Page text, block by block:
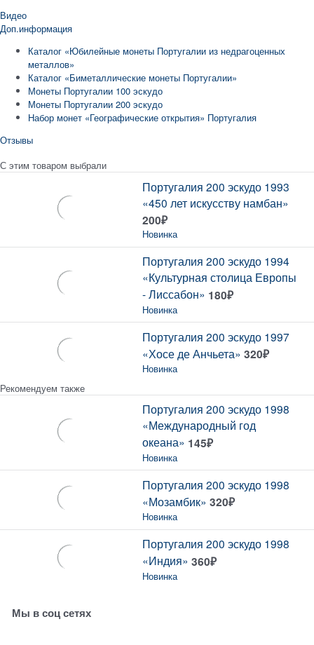
Видео
Доп.информация
Каталог «Юбилейные монеты Португалии из недрагоценных
металлов»
Каталог «Биметаллические монеты Португалии»
Монеты Португалии 100 эскудо
Монеты Португалии 200 эскудо
Набор монет «Географические открытия» Португалия
Отзывы
С этим товаром выбрали
Португалия 200 эскудо 1993
«450 лет искусству намбан»
200₽
Новинка
Португалия 200 эскудо 1994
«Культурная столица Европы
- Лиссабон» 180₽
Новинка
Португалия 200 эскудо 1997
«Хосе де Анчьета» 320₽
Новинка
Рекомендуем также
Португалия 200 эскудо 1998
«Международный год
океана» 145₽
Новинка
Португалия 200 эскудо 1998
«Мозамбик» 320₽
Новинка
Португалия 200 эскудо 1998
«Индия» 360₽
Новинка
Мы в соц сетях